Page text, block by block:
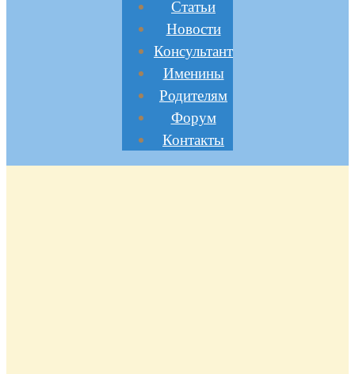
Статьи
Новости
Консультант
Именины
Родителям
Форум
Контакты